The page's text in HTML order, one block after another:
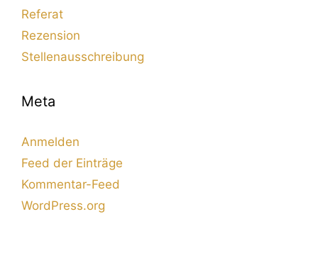
Referat
Rezension
Stellenausschreibung
Meta
Anmelden
Feed der Einträge
Kommentar-Feed
WordPress.org